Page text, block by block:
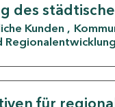
des
Kunden
Regionalentwicklung